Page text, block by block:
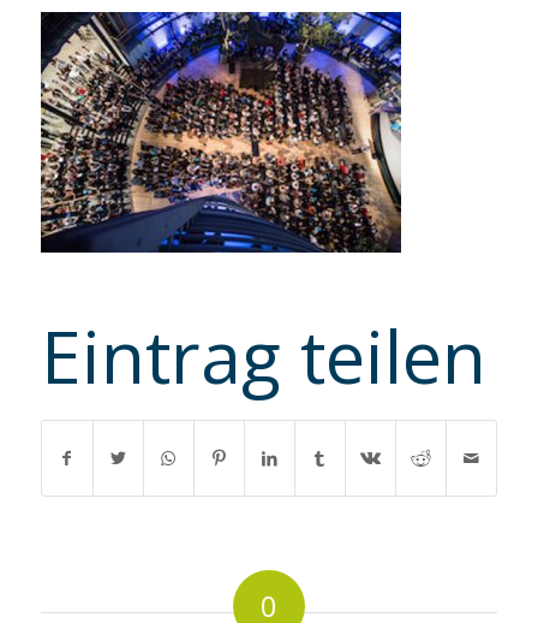
Eintrag teilen
0